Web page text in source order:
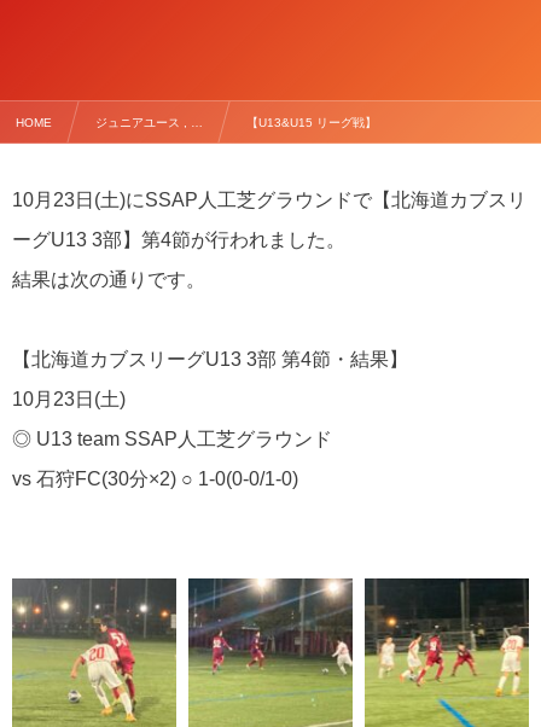
HOME ジュニアユース , … 【U13&U15 リーグ戦】
10月23日(土)にSSAP人工芝グラウンドで【北海道カブスリ
ーグU13 3部】第4節が行われました。
結果は次の通りです。
【北海道カブスリーグU13 3部 第4節・結果】
10月23日(土)
◎ U13 team SSAP人工芝グラウンド
vs 石狩FC(30分×2) ○ 1-0(0-0/1-0)